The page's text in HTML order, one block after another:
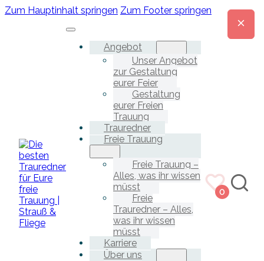
Zum Hauptinhalt springen Zum Footer springen
Angebot
Unser Angebot
zur Gestaltung
eurer Feier
Gestaltung
eurer Freien
Trauung
Trauredner
Freie Trauung
Freie Trauung –
Alles, was ihr wissen
müsst
Freie
Trauredner – Alles,
was ihr wissen
müsst
Karriere
Über uns
0